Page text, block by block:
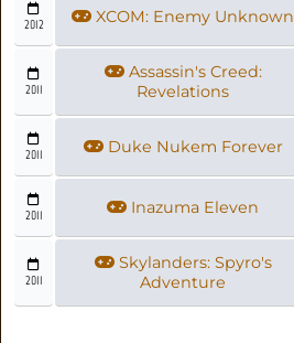
2012 XCOM: Enemy Unknown
2011
Assassin's Creed:
Revelations
2011 Duke Nukem Forever
2011 Inazuma Eleven
2011
Skylanders: Spyro's
Adventure